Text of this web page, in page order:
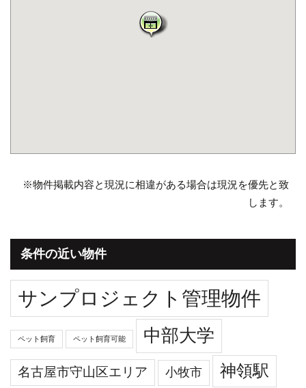
※物件掲載内容と現況に相違がある場合は現況を優先と致
します。
条件の近い物件
サンプロジェクト管理物件
ペット飼育 ペット飼育可能 中部大学
名古屋市守山区エリア 小牧市 神領駅